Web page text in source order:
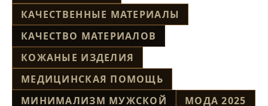
КАЧЕСТВЕННЫЕ МАТЕРИАЛЫ
КАЧЕСТВО МАТЕРИАЛОВ
КОЖАНЫЕ ИЗДЕЛИЯ
МЕДИЦИНСКАЯ ПОМОЩЬ
МИНИМАЛИЗМ МУЖСКОЙ
МОДА 2025